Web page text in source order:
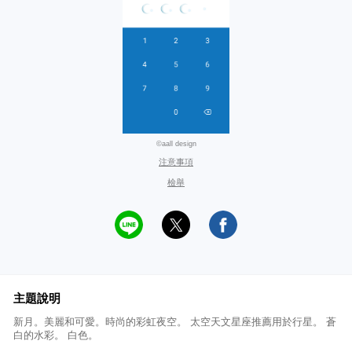
©aall design
注意事項
檢舉
主題說明
新月。美麗和可愛。時尚的彩虹夜空。 太空天文星座推薦用於行星。 蒼
白的水彩。 白色。